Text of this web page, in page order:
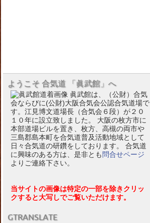
ようこそ 合気道 「眞武館」へ
眞武館は、（公財）合気
会ならびに(公財)大阪合気会公認合気道場で
す。江見博文道場長（合気会６段）が２０
１０年に設立致しました。 大阪の枚方市に
本部道場ビルを置き、枚方、高槻の両市や
三島郡島本町を合気道普及活動地域として
日々合気道の研鑽をしております。 合気道
に興味のある方は、是非とも 問合せページ
よりご連絡下さい。
当サイトの画像は特定の一部を除きクリッ
クすると大写しでご覧いただけます。
GTRANSLATE